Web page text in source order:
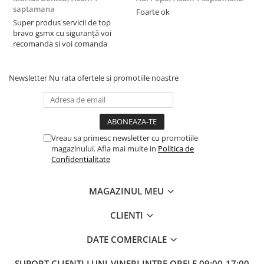
saptamana
Super produs servicii de top
bravo gsmx cu siguranță voi
recomanda si voi comanda
Foarte ok
Newsletter Nu rata ofertele si promotiile noastre
Vreau sa primesc newsletter cu promotiile
magazinului. Afla mai multe in Politica de
Confidentialitate
MAGAZINUL MEU
CLIENTI
DATE COMERCIALE